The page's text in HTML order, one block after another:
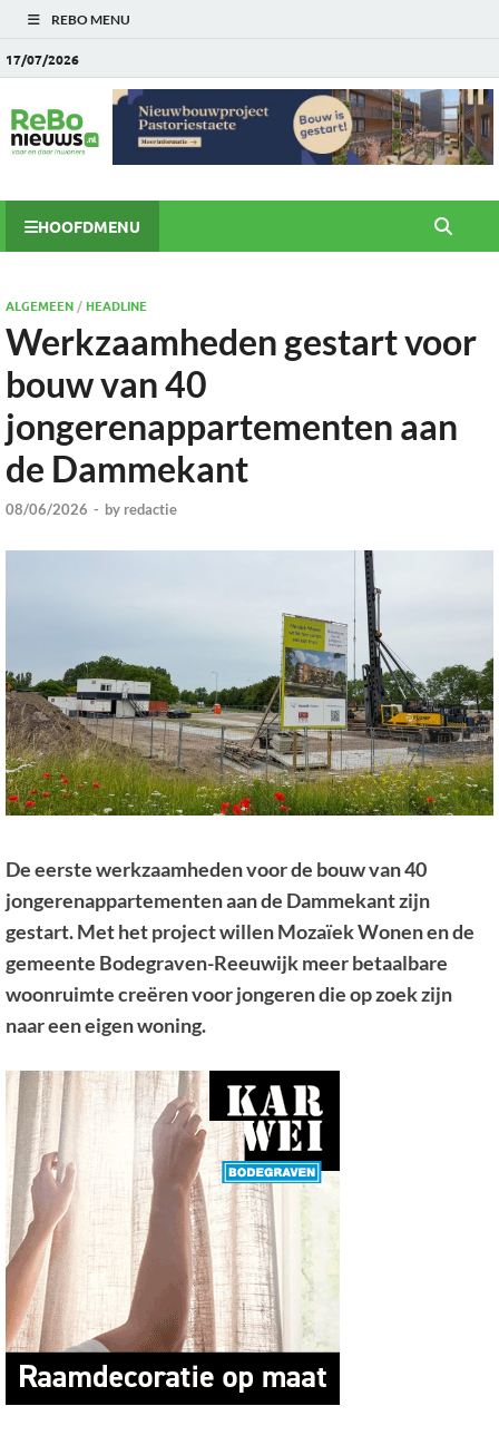
REBO MENU
17/07/2026
HOOFDMENU
ALGEMEEN/ HEADLINE
Werkzaamheden gestart voor
bouw van 40
jongerenappartementen aan
de Dammekant
08/06/2026 - by redactie
De eerste werkzaamheden voor de bouw van 40
jongerenappartementen aan de Dammekant zijn
gestart. Met het project willen Mozaïek Wonen en de
gemeente Bodegraven-Reeuwijk meer betaalbare
woonruimte creëren voor jongeren die op zoek zijn
naar een eigen woning.